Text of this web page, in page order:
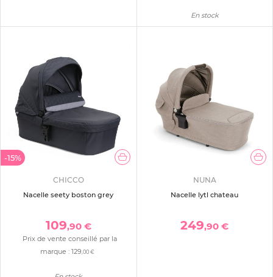
En stock
-15%
CHICCO
Nacelle seety boston grey
109,90 €
Prix de vente conseillé par la
marque : 129,00 €
NUNA
Nacelle lytl chateau
249,90 €